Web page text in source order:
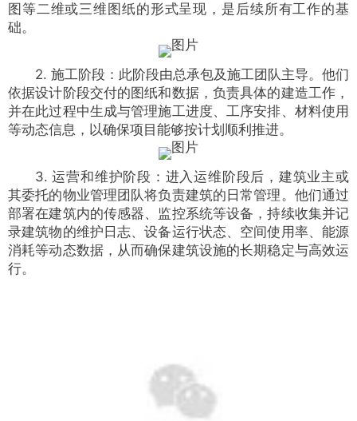
图等二维或三维图纸的形式呈现，是后续所有工作的基
础。
2. 施工阶段：此阶段由总承包及施工团队主导。他们
依据设计阶段交付的图纸和数据，负责具体的建造工作，
并在此过程中生成与管理施工进度、工序安排、材料使用
等动态信息，以确保项目能够按计划顺利推进。
3. 运营和维护阶段：进入运维阶段后，建筑业主或
其委托的物业管理团队将负责建筑的日常管理。他们通过
部署在建筑内的传感器、监控系统等设备，持续收集并记
录建筑物的维护日志、设备运行状态、空间使用率、能源
消耗等动态数据，从而确保建筑设施的长期稳定与高效运
行。